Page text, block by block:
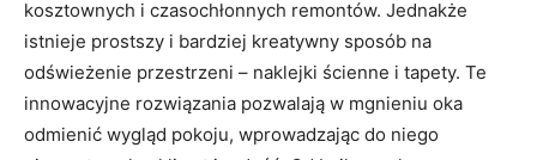
kosztownych⁢ i czasochłonnych remontów. Jednakże
istnieje prostszy i⁢ bardziej kreatywny sposób ‍na
odświeżenie przestrzeni ⁢– naklejki​ ścienne i tapety. Te
innowacyjne rozwiązania pozwalają w mgnieniu oka
odmienić wygląd pokoju, wprowadzając do niego